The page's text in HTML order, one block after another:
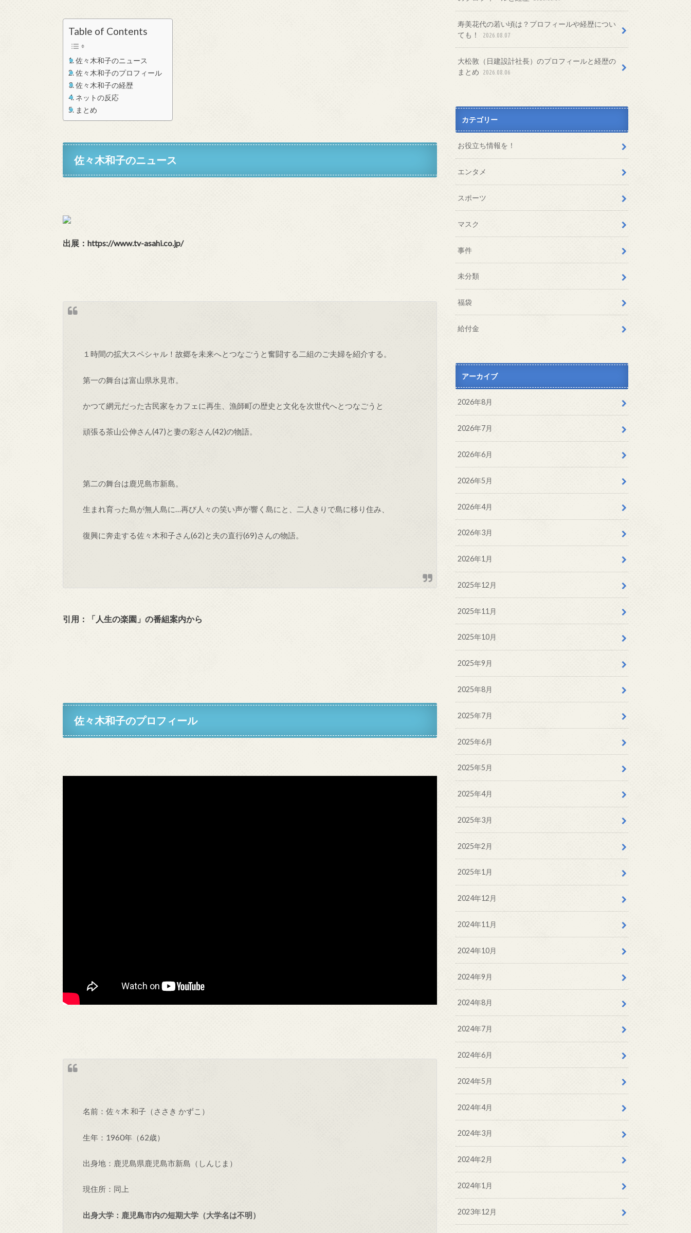
Table of Contents
佐々木和子のニュース
佐々木和子のプロフィール
佐々木和子の経歴
ネットの反応
まとめ
佐々木和子のニュース
出展：https://www.tv-asahi.co.jp/
１時間の拡大スペシャル！故郷を未来へとつなごうと奮闘する二組のご夫婦を紹介する。
第一の舞台は富山県氷見市。
かつて網元だった古民家をカフェに再生、漁師町の歴史と文化を次世代へとつなごうと
頑張る茶山公伸さん(47)と妻の彩さん(42)の物語。
第二の舞台は鹿児島市新島。
生まれ育った島が無人島に…再び人々の笑い声が響く島にと、二人きりで島に移り住み、
復興に奔走する佐々木和子さん(62)と夫の直行(69)さんの物語。
引用：「人生の楽園」の番組案内から
佐々木和子のプロフィール
名前：佐々木 和子（ささき かずこ）
生年：1960年（62歳）
出身地：鹿児島県鹿児島市新島（しんじま）
現住所：同上
出身大学：鹿児島市内の短期大学（大学名は不明）
寿美花代の若い頃は？プロフィールや経歴につい
ても！
2026.08.07
大松敦（日建設計社長）のプロフィールと経歴の
まとめ
2026.08.06
カテゴリー
お役立ち情報を！
エンタメ
スポーツ
マスク
事件
未分類
福袋
給付金
アーカイブ
2026年8月
2026年7月
2026年6月
2026年5月
2026年4月
2026年3月
2026年1月
2025年12月
2025年11月
2025年10月
2025年9月
2025年8月
2025年7月
2025年6月
2025年5月
2025年4月
2025年3月
2025年2月
2025年1月
2024年12月
2024年11月
2024年10月
2024年9月
2024年8月
2024年7月
2024年6月
2024年5月
2024年4月
2024年3月
2024年2月
2024年1月
2023年12月